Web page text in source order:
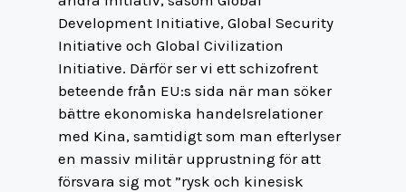
Development Initiative, Global Security
Initiative och Global Civilization
Initiative. Därför ser vi ett schizofrent
beteende från EU:s sida när man söker
bättre ekonomiska handelsrelationer
med Kina, samtidigt som man efterlyser
en massiv militär upprustning för att
försvara sig mot ”rysk och kinesisk